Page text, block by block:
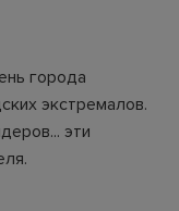
города
экстремалов.
эти